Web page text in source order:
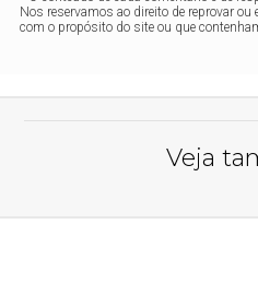
Nos reservamos ao direito de reprovar
com o propósito do site ou que
Veja